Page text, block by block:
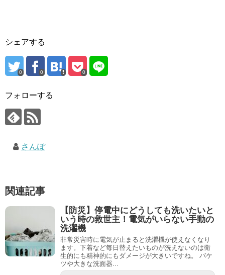
シェアする
0 0 0
フォローする
さんぽ
関連記事
【防災】停電中にどうしても洗いたいと
いう時の救世主！電気がいらない手動の
洗濯機
非常災害時に電気が止まると洗濯機が使えなくなり
ます。下着など毎日替えたいものが洗えないのは衛
生的にも精神的にもダメージが大きいですね。 バケ
ツや大きな洗面器...